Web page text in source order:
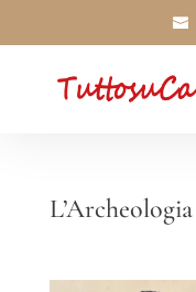
L’Archeologia